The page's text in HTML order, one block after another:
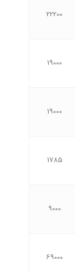
22200
19000
19000
1785
9000
69000